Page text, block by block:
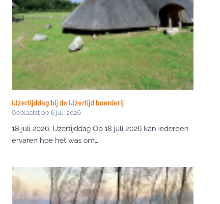
IJzertijddag bij de IJzertijd boerderij
Geplaatst op 6 juli 2026
18 juli 2026: IJzertijddag Op 18 juli 2026 kan iedereen
ervaren hoe het was om…